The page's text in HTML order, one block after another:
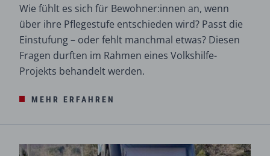
Wie fühlt es sich für Bewohner:innen an, wenn
über ihre Pflegestufe entschieden wird? Passt die
Einstufung – oder fehlt manchmal etwas? Diesen
Fragen durften im Rahmen eines Volkshilfe-
Projekts behandelt werden.
MEHR ERFAHREN